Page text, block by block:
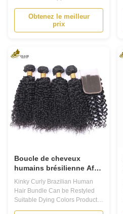
Virgin Human Hair Weft is the
perfect choice for those looking
for high quality, beautiful and
natural hair extensions. Made
Hair, our hair is soft, silky and
Obtenez le meilleur
prix
Boucle de cheveux
humains brésilienne Afro
Kinky Tissue
Kinky Curly Brazilian Human
Hair Bundle Can be Restyled
Suitable Dying Colors Product
Description 1. Our Brazilian